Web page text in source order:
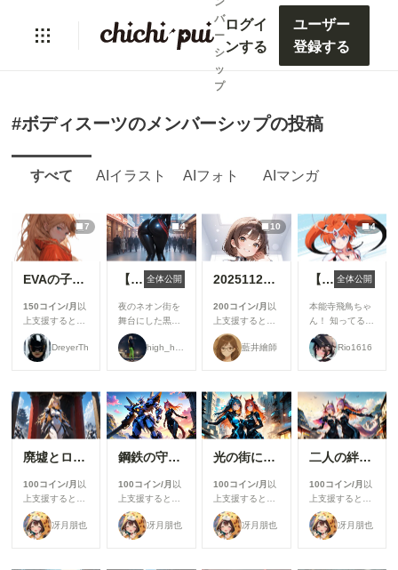
バ
ー
シ
ッ
プ
ログイ
ンする
ユーザー
登録する
#ボディスーツのメンバーシップの投稿
すべて AIイラスト AIフォト AIマンガ
7
EVAの子【7枚】
150コイン/月 以
上支援すると見
ることができま
す
DreyerTh
4
【無料ティザー】夜のネオン街を歩くムチムチ黒ラテックスSpider Girl 全体公開
夜のネオン街を
舞台にした黒ラ
テックスSpider
Girlの新シリー
ズです✨ 光沢の
ボディスーツと
赤いハイヒー
ル、ムチムチと
したヒップライ
ンを4枚お届
け！ このシリー
激なアングル・
後ろ姿クローズ
アップ・別ショ
ット**などは、
10
20251128【10枚】メタリックボディスーツの女性
200コイン/月 以
上支援すると見
ることができま
す
藍井繪師
4
【キャラ】変幻戦忍アスカ 全体公開
本能寺飛鳥ちゃ
ん！ 知ってる人
いるのかな
ぁ・・・ この時
代にこの衣装考
でスゴいと思い
ます # Model:
shiitakeMix v2.0
by Vsukiyaki
Rio1616
廃墟とロボとメカ娘
100コイン/月 以
上支援すると見
ることができま
す
冴月朋也
鋼鉄の守護者と紅き狐の戦乙女
100コイン/月 以
上支援すると見
ることができま
す
冴月朋也
光の街に立つメカ娘の双影
100コイン/月 以
上支援すると見
ることができま
す
冴月朋也
二人の絆が紡ぐ、陽光の街での邂逅
100コイン/月 以
上支援すると見
ることができま
す
冴月朋也